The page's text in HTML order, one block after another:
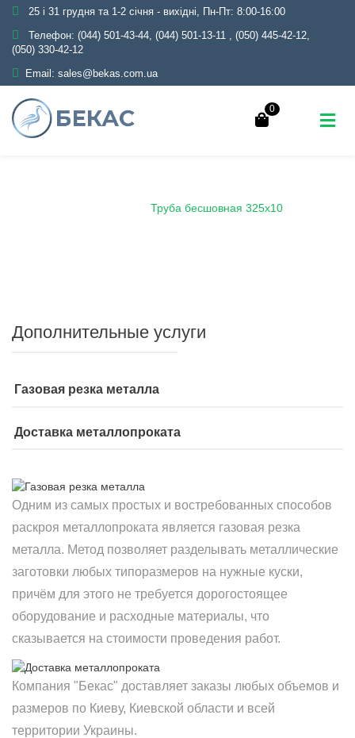
25 і 31 грудня та 1-2 січня - вихідні, Пн-Пт: 8:00-16:00
Телефон: (044) 501-43-44, (044) 501-13-11 , (050) 445-42-12,
(050) 330-42-12
Email: sales@bekas.com.ua
0
Труба бесшовная 325х10
Дополнительные услуги
Газовая резка металла
Доставка металлопроката
Одним из самых простых и востребованных способов
раскроя металлопроката является газовая резка
металла. Метод позволяет разделывать металлические
заготовки любых типоразмеров на нужные куски,
причём для этого не требуется дорогостоящее
оборудование и расходные материалы, что
сказывается на стоимости проведения работ.
Компания "Бекас" доставляет заказы любых объемов и
размеров по Киеву, Киевской области и всей
территории Украины.